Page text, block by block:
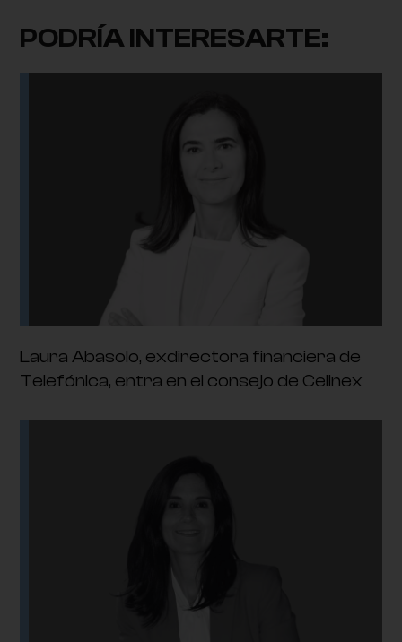
PODRÍA INTERESARTE:
Laura Abasolo, exdirectora financiera de
Telefónica, entra en el consejo de Cellnex